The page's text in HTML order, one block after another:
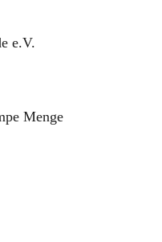
e.V.
Menge